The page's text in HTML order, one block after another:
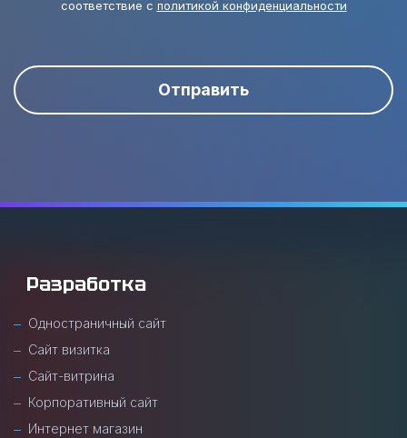
соответствие с политикой конфиденциальности
Отправить
Разработка
Одностраничный сайт
Сайт визитка
Сайт-витрина
Корпоративный сайт
Интернет магазин